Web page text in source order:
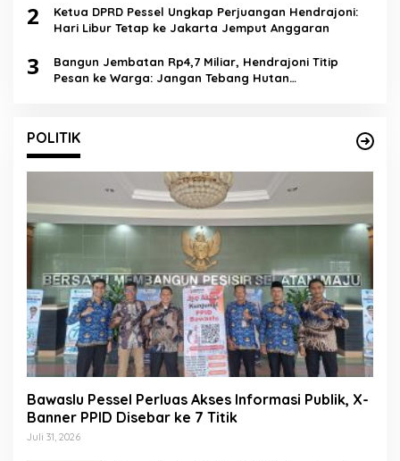
2
Ketua DPRD Pessel Ungkap Perjuangan Hendrajoni:
Hari Libur Tetap ke Jakarta Jemput Anggaran
3
Bangun Jembatan Rp4,7 Miliar, Hendrajoni Titip
Pesan ke Warga: Jangan Tebang Hutan
POLITIK
Bawaslu Pessel Perluas Akses Informasi Publik, X-
Banner PPID Disebar ke 7 Titik
Juli 31, 2026